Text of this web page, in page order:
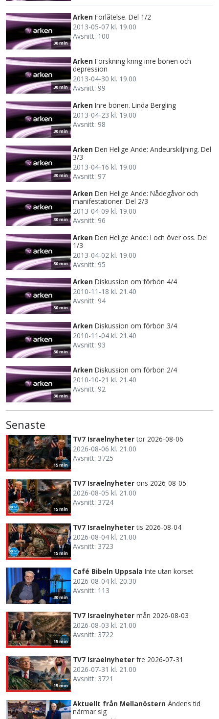
30 min
Arken Förlåtelse. Del 1/2
2013-05-07 kl. 19.00
Avsnitt: 100
30 min
Arken Forskning kring inre bönen och
depression
2013-04-30 kl. 19.00
Avsnitt: 99
30 min
Arken Inre bönen. Linda Bergling
2013-04-23 kl. 19.00
Avsnitt: 98
30 min
Arken Den Helige Ande: Andeurskiljning. Del
3/3
2013-04-16 kl. 19.00
Avsnitt: 97
30 min
Arken Den Helige Ande: Nådegåvor och
manifestationer. Del 2/3
2013-04-09 kl. 19.00
Avsnitt: 96
30 min
Arken Den Helige Ande: I och över oss. Del
1/3
2013-04-02 kl. 19.00
Avsnitt: 95
30 min
Arken Diskussion om förbön 4/4
2010-11-18 kl. 21.40
Avsnitt: 94
30 min
Arken Diskussion om förbön 3/4
2010-11-04 kl. 21.40
Avsnitt: 93
30 min
Arken Diskussion om förbön 2/4
2010-10-21 kl. 21.40
Avsnitt: 92
Senaste
15 min
TV7 Israelnyheter tor 2026-08-06
2026-08-06 kl. 21.00
Avsnitt: 3725
15 min
TV7 Israelnyheter ons 2026-08-05
2026-08-05 kl. 21.00
Avsnitt: 3724
15 min
TV7 Israelnyheter tis 2026-08-04
2026-08-04 kl. 21.00
Avsnitt: 3723
30 min
Café Bibeln Uppsala Inte utan korset
2026-08-04 kl. 20.30
Avsnitt: 113
15 min
TV7 Israelnyheter mån 2026-08-03
2026-08-03 kl. 21.00
Avsnitt: 3722
15 min
TV7 Israelnyheter fre 2026-07-31
2026-07-31 kl. 21.00
Avsnitt: 3721
Aktuellt från Mellanöstern Ändens tid
närmar sig